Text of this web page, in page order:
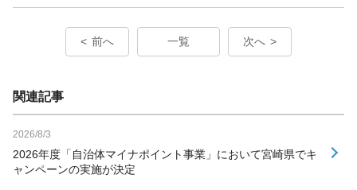
前へ 一覧 次へ
関連記事
2026/8/3
2026年度「自治体マイナポイント事業」において宮崎県でキ
ャンペーンの実施が決定